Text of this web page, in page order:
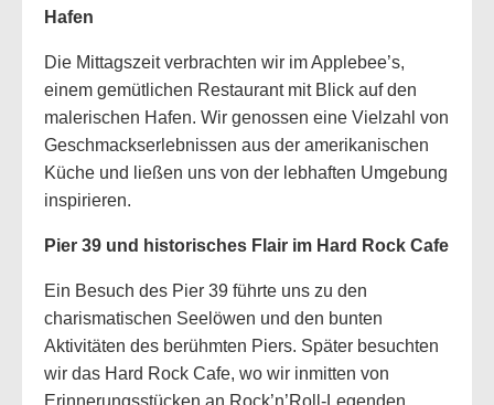
Hafen
Die Mittagszeit verbrachten wir im Applebee’s,
einem gemütlichen Restaurant mit Blick auf den
malerischen Hafen. Wir genossen eine Vielzahl von
Geschmackserlebnissen aus der amerikanischen
Küche und ließen uns von der lebhaften Umgebung
inspirieren.
Pier 39 und historisches Flair im Hard Rock Cafe
Ein Besuch des Pier 39 führte uns zu den
charismatischen Seelöwen und den bunten
Aktivitäten des berühmten Piers. Später besuchten
wir das Hard Rock Cafe, wo wir inmitten von
Erinnerungsstücken an Rock’n’Roll-Legenden